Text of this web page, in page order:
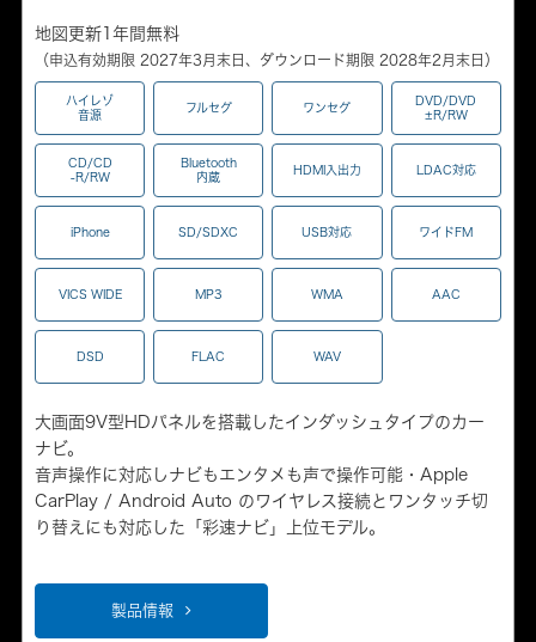
地図更新1年間無料
（申込有効期限 2027年3月末日、ダウンロード期限 2028年2月末日）
ハイレゾ
音源
フルセグ ワンセグ
DVD/DVD
±R/RW
CD/CD
-R/RW
Bluetooth
内蔵
HDMI入出力 LDAC対応
iPhone SD/SDXC USB対応 ワイドFM
VICS WIDE MP3 WMA AAC
DSD FLAC WAV
大画面9V型HDパネルを搭載したインダッシュタイプのカー
ナビ。
音声操作に対応しナビもエンタメも声で操作可能・Apple
CarPlay / Android Auto のワイヤレス接続とワンタッチ切
り替えにも対応した「彩速ナビ」上位モデル。
製品情報